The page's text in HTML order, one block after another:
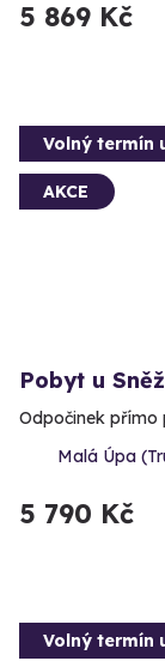
5 869 Kč
Volný termín
AKCE
Pobyt u
Odpočinek přímo
Malá Úpa
5 790 Kč
Volný termín